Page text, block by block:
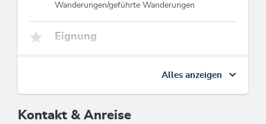
Diese Unterkunft ist Mitglied von
Wildschönau Card
Die Wildschönau Card inkludiert
Wanderbus, Freischwimmbad, geführte
Wanderungen/geführte Wanderungen
Eignung
Überweisung, Vorauszahlung, Barzahlung
Alles anzeigen
Kontakt & Anreise